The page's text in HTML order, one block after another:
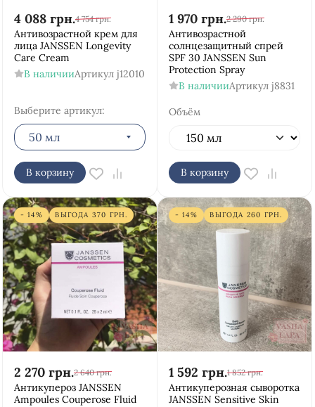
4 088 грн.4 754 грн.
Антивозрастной крем для
лица JANSSEN Longevity
Care Cream
В наличииАртикул j12010
Выберите артикул:
50 мл
В корзину
1 970 грн.2 290 грн.
Антивозрастной
солнцезащитный спрей
SPF 30 JANSSEN Sun
Protection Spray
В наличииАртикул j8831
Объём
В корзину
- 14% ВЫГОДА 370 ГРН.
2 270 грн.2 640 грн.
Антикупероз JANSSEN
Ampoules Couperose Fluid
- 14% ВЫГОДА 260 ГРН.
1 592 грн.1 852 грн.
Антикуперозная сыворотка
JANSSEN Sensitive Skin